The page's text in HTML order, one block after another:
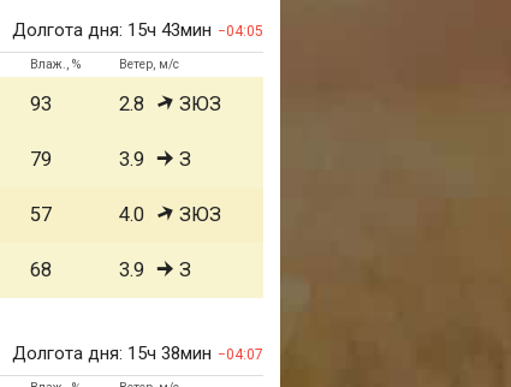
Долгота дня: 15ч 43мин 04:05
Влаж., % Ветер, м/с
93 2.8 ЗЮЗ
79 3.9 З
57 4.0 ЗЮЗ
68 3.9 З
Долгота дня: 15ч 38мин 04:07